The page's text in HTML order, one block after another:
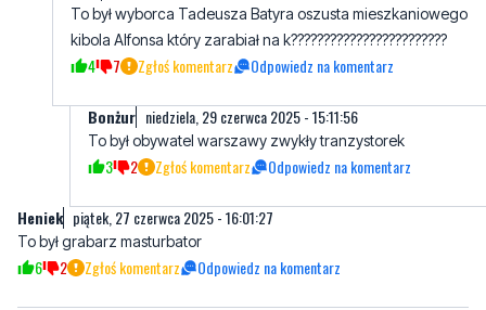
Bonżur niedziela, 29 czerwca 2025 - 15:11:56
To był obywatel warszawy zwykły tranzystorek
piątek, 27 czerwca 2025 - 16:01:27
To był grabarz masturbator
Napisz swój komentarz